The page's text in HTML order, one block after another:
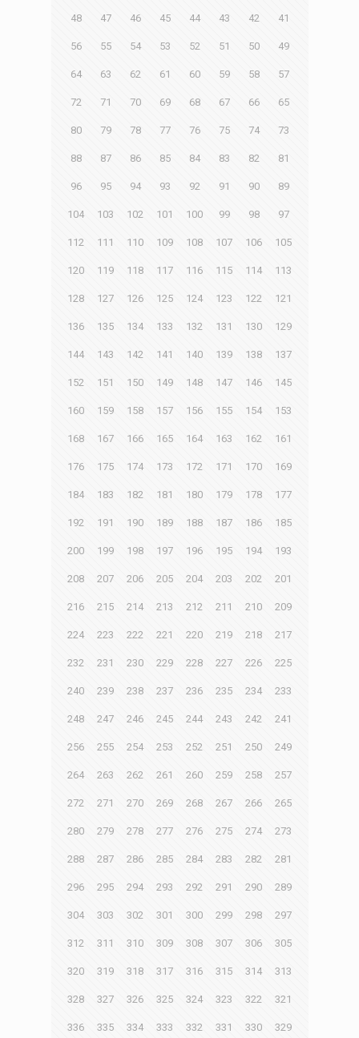
41
42
43
44
45
46
47
48
49
50
51
52
53
54
55
56
57
58
59
60
61
62
63
64
65
66
67
68
69
70
71
72
73
74
75
76
77
78
79
80
81
82
83
84
85
86
87
88
89
90
91
92
93
94
95
96
97
98
99
100
101
102
103
104
105
106
107
108
109
110
111
112
113
114
115
116
117
118
119
120
121
122
123
124
125
126
127
128
129
130
131
132
133
134
135
136
137
138
139
140
141
142
143
144
145
146
147
148
149
150
151
152
153
154
155
156
157
158
159
160
161
162
163
164
165
166
167
168
169
170
171
172
173
174
175
176
177
178
179
180
181
182
183
184
185
186
187
188
189
190
191
192
193
194
195
196
197
198
199
200
201
202
203
204
205
206
207
208
209
210
211
212
213
214
215
216
217
218
219
220
221
222
223
224
225
226
227
228
229
230
231
232
233
234
235
236
237
238
239
240
241
242
243
244
245
246
247
248
249
250
251
252
253
254
255
256
257
258
259
260
261
262
263
264
265
266
267
268
269
270
271
272
273
274
275
276
277
278
279
280
281
282
283
284
285
286
287
288
289
290
291
292
293
294
295
296
297
298
299
300
301
302
303
304
305
306
307
308
309
310
311
312
313
314
315
316
317
318
319
320
321
322
323
324
325
326
327
328
329
330
331
332
333
334
335
336